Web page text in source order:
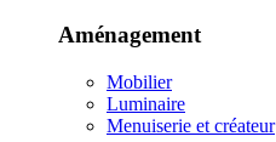
Aménagement
Mobilier
Luminaire
Menuiserie et créateur